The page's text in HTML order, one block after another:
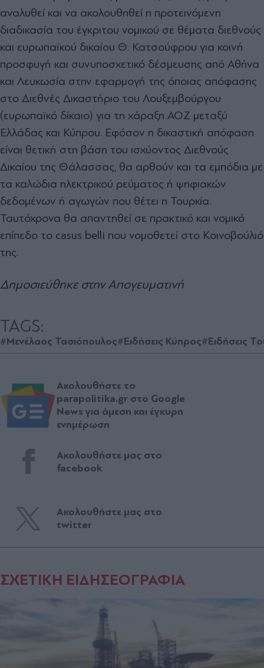
αναλυθεί και να ακολουθηθεί η προτεινόµενη
διαδικασία του έγκριτου νοµικού σε θέµατα διεθνούς
και ευρωπαϊκού δικαίου Θ. Κατσούφρου για κοινή
προσφυγή και συνυποσχετικό δέσµευσης από Αθήνα
και Λευκωσία στην εφαρµογή της όποιας απόφασης
στο ∆ιεθνές ∆ικαστήριο του Λουξεµβούργου
(ευρωπαϊκό δίκαιο) για τη χάραξη ΑΟΖ µεταξύ
Ελλάδας και Κύπρου. Εφόσον η δικαστική απόφαση
είναι θετική στη βάση του ισχύοντος ∆ιεθνούς
∆ικαίου της Θάλασσας, θα αρθούν και τα εµπόδια µε
τα καλώδια ηλεκτρικού ρεύµατος ή ψηφιακών
δεδοµένων ή αγωγών που θέτει η Τουρκία.
Ταυτόχρονα θα απαντηθεί σε πρακτικό και νοµικό
επίπεδο το casus belli που νοµοθετεί στο Κοινοβούλιό
της.
Δημοσιεύθηκε στην Απογευματινή
TAGS:
#Μενέλαος Τασιόπουλος#Ειδήσεις Κύπρος#Ειδήσεις
Ακολουθήστε το
parapolitika.gr στο Google
News για άμεση και έγκυρη
ενημέρωση
Ακολουθήστε μας στο
facebook
Ακολουθήστε μας στο
twitter
ΣΧΕΤΙΚΗ ΕΙΔΗΣΕΟΓΡΑΦΙΑ